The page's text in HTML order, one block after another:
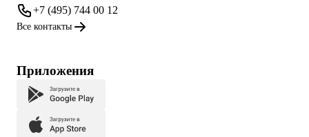
+7 (495) 744 00 12
Все контакты
Приложения